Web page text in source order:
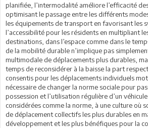
planifiée, l’intermodalité améliore l’efficacité
optimisant le passage entre les différents
les équipements de transport en favorisant les
l’accessibilité pour les résidents en multipliant
destinations, dans l’espace comme dans le
de la mobilité durable n’implique pas
multimodale de déplacements plus durables,
temps de reconsidérer à la baisse la part
consentis pour les déplacements individuels
nécessaire de changer la norme sociale pour
possession et l’utilisation régulière d’un
considérées comme la norme, à une culture où
de déplacement collectifs les plus durables en
développement et les plus bénéfiques pour la